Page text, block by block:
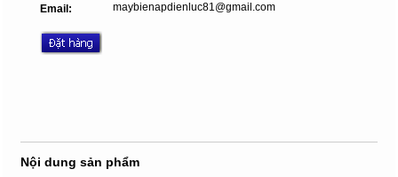
Email:
maybienapdienluc81@gmail.com
Nội dung sản phẩm